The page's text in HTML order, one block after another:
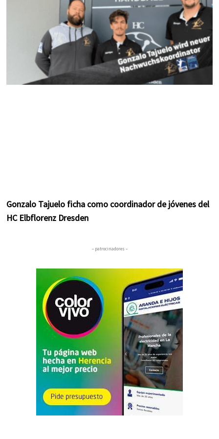
m t
Gonzalo Tajuelo ficha como coordinador de jóvenes del
HC Elbflorenz Dresden
– patrocinadores –